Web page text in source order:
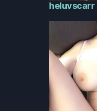
heluvscarr